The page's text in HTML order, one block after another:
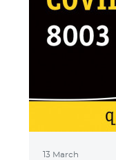
13 March